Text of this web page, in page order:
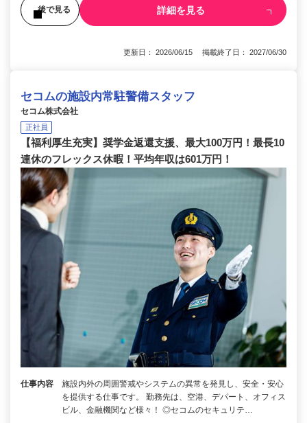
後で見る 詳細を見る
更新日： 2026/06/15 掲載終了日： 2027/06/30
セコムの施設内常駐警備スタッフ
セコム株式会社
正社員
【福利厚生充実】奨学金返還支援、最大100万円！最長10
連休のフレックス休暇！平均年収は601万円！
仕事内容
施設内外の周囲警戒やシステムの異常を発見し、安全・安心
を提供する仕事です。 勤務先は、空港、デパート、オフィス
ビル、金融機関など様々！ ◎セコムのセキュリテ…